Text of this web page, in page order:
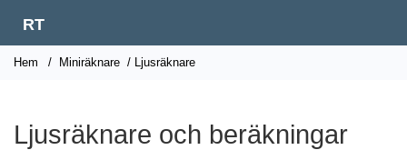
RT
Hem / Miniräknare / Ljusräknare
Ljusräknare och beräkningar